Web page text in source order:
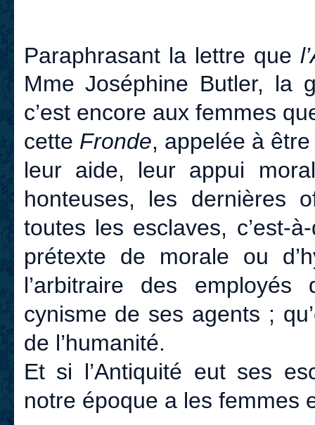
Paraphrasant la lettre que
Mme Joséphine Butler, la
c’est encore aux femmes
cette Fronde, appelée à
leur aide, leur appui
honteuses, les dernières
toutes les esclaves, c’est-
prétexte de morale ou
l’arbitraire des
cynisme de ses agents ;
de l’humanité.
Et si l’Antiquité eut ses
notre époque a les femmes